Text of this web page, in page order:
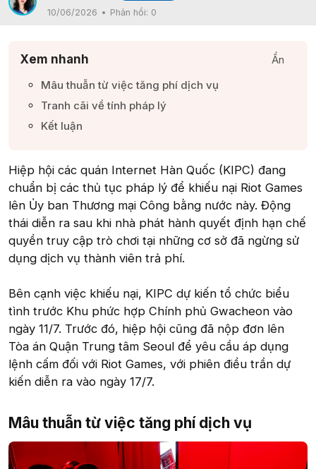
10/06/2026
Phản hồi: 0
Xem nhanh
Ẩn
Mâu thuẫn từ việc tăng phí dịch vụ​
Tranh cãi về tính pháp lý​
Kết luận​
Hiệp hội các quán Internet Hàn Quốc (KIPC) đang
chuẩn bị các thủ tục pháp lý để khiếu nại Riot Games
lên Ủy ban Thương mại Công bằng nước này. Động
thái diễn ra sau khi nhà phát hành quyết định hạn chế
quyền truy cập trò chơi tại những cơ sở đã ngừng sử
dụng dịch vụ thành viên trả phí.
Bên cạnh việc khiếu nại, KIPC dự kiến tổ chức biểu
tình trước Khu phức hợp Chính phủ Gwacheon vào
ngày 11/7. Trước đó, hiệp hội cũng đã nộp đơn lên
Tòa án Quận Trung tâm Seoul để yêu cầu áp dụng
lệnh cấm đối với Riot Games, với phiên điều trần dự
kiến diễn ra vào ngày 17/7.
Mâu thuẫn từ việc tăng phí dịch vụ​